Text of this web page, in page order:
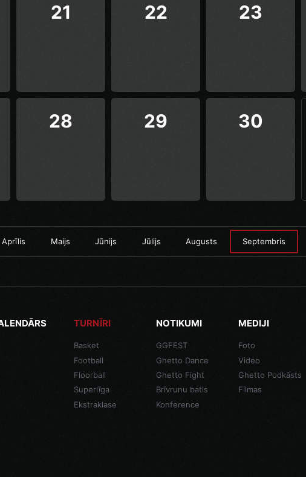
21 22 23
28 29 30
Aprīlis Maijs Jūnijs Jūlijs Augusts Septembris
TURNĪRI
Basket
Football
Floorball
Superlīga
Ekstraklase
NOTIKUMI
GGFEST
Ghetto Dance
Ghetto Fight
Brīvrunu batls
Konference
MEDIJI
Foto
Video
Ghetto Podkāsts
Filmas